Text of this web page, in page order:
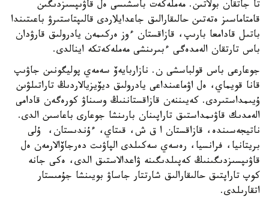
تا جاتقان بولاتىن. مەملەكەت باسشىسى ەل قاۋىپسىزدىگىن
قامتاماسىز ەتەتىن حالىقارالىق جاعدايلاردى قالىپتاستىرۋ باعىتىندا
باتىل قادامعا بارىپ، قازاقستان ءوز ەركىمەن يادرولىق قارۋدان
باس تارتقان الەمدەگى ءبىرىنشى مەملەكەتكە اينالدى.
جوعارعى باس قولباسشى ن. نازاربايەۆ سەمەي پوليگونىن جاۋىپ
قانا قويماي، ەل اۋماعىنداعى يادرولىق ديۆيزيالاردىڭ تاراتىلۋىن
ۇيىمداستىردى. كەيىننەن قازاقستاننىڭ وسىناۋ كورەگەن قادامى
الەمدىك قاۋىمداستىق تاراپىنان بارىنشا جوعارى باعاسىن الدى.
ناتيجەسىندە، قازاقستان ا ق ش، قىتاي، ءۇندىستان، ۇلى
بريتانيا، فرانسيا، رەسەي سەكىلدى الپاۋىت دەرجاۆالارمەن ەل
قاۋىپسىزدىگىنىڭ كەپىلدىگىنە ۋاعدالاستىق الدى، ەكى جانە
كوپ تاراپتىق حالىقارالىق شارتتار جاساۋ بويىنشا جۇمىستار
اتقارىلدى.